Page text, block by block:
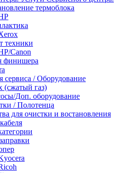
термоблока
техники
Canon
финишера
сервиса / Оборудование
(сжатый газ)
Доп. оборудование
/ Полотенца
для очистки и востановления